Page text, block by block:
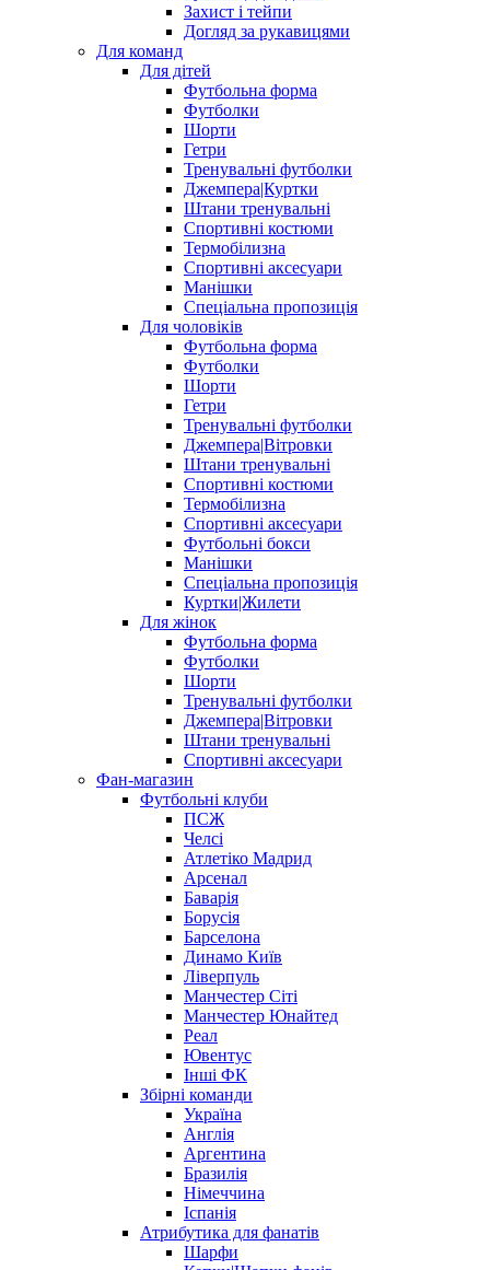
Захист і тейпи
Догляд за рукавицями
Для команд
Для дітей
Футбольна форма
Футболки
Шорти
Гетри
Тренувальні футболки
Джемпера|Куртки
Штани тренувальні
Спортивні костюми
Термобілизна
Спортивні аксесуари
Манішки
Спеціальна пропозиція
Для чоловіків
Футбольна форма
Футболки
Шорти
Гетри
Тренувальні футболки
Джемпера|Вітровки
Штани тренувальні
Спортивні костюми
Термобілизна
Спортивні аксесуари
Футбольні бокси
Манішки
Спеціальна пропозиція
Куртки|Жилети
Для жінок
Футбольна форма
Футболки
Шорти
Тренувальні футболки
Джемпера|Вітровки
Штани тренувальні
Спортивні аксесуари
Фан-магазин
Футбольні клуби
ПСЖ
Челсі
Атлетіко Мадрид
Арсенал
Баварія
Борусія
Барселона
Динамо Київ
Ліверпуль
Манчестер Сіті
Манчестер Юнайтед
Реал
Ювентус
Інші ФК
Збірні команди
Україна
Англія
Аргентина
Бразилія
Німеччина
Іспанія
Атрибутика для фанатів
Шарфи